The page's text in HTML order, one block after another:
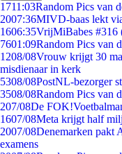
1711:03Random Pics van
2007:36MIVD-baas lekt
1606:35VrijMiBabes #316
7601:09Random Pics van
1208/08Vrouw krijgt 30
misdienaar in kerk
5308/08PostNL-bezorger
3508/08Random Pics van
207/08De
1607/08Meta krijgt half
2007/08Denemarken pakt
examens